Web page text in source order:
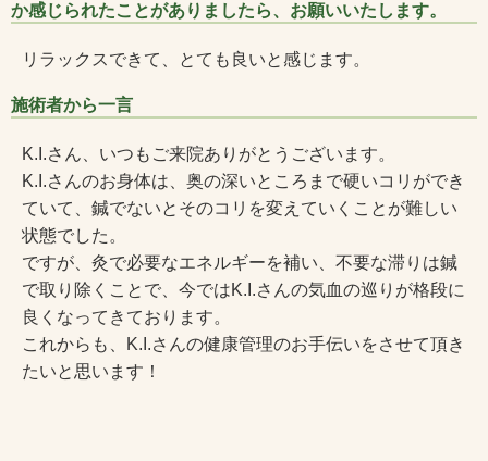
か感じられたことがありましたら、お願いいたします。
リラックスできて、とても良いと感じます。
施術者から一言
K.I.さん、いつもご来院ありがとうございます。
K.I.さんのお身体は、奥の深いところまで硬いコリができ
ていて、鍼でないとそのコリを変えていくことが難しい
状態でした。
ですが、灸で必要なエネルギーを補い、不要な滞りは鍼
で取り除くことで、今ではK.I.さんの気血の巡りが格段に
良くなってきております。
これからも、K.I.さんの健康管理のお手伝いをさせて頂き
たいと思います！